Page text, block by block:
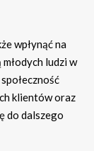
wpłynąć na
ludzi w
klientów oraz
do dalszego